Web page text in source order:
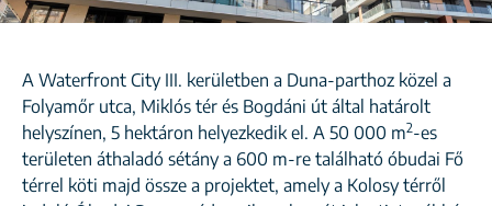
A Waterfront City III. kerületben a Duna-parthoz közel a
Folyamőr utca, Miklós tér és Bogdáni út által határolt
helyszínen, 5 hektáron helyezkedik el. A 50 000 m2-es
területen áthaladó sétány a 600 m-re található óbudai Fő
térrel köti majd össze a projektet, amely a Kolosy térről